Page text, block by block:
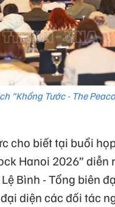
"Khổng Tước - The
cho biết tại buổi
Hanoi 2026”
Bình - Tổng biên
diện các đối tác